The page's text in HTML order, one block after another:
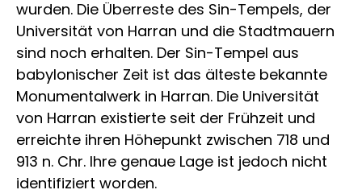
wurden. Die Überreste des Sin-Tempels, der
Universität von Harran und die Stadtmauern
sind noch erhalten. Der Sin-Tempel aus
babylonischer Zeit ist das älteste bekannte
Monumentalwerk in Harran. Die Universität
von Harran existierte seit der Frühzeit und
erreichte ihren Höhepunkt zwischen 718 und
913 n. Chr. Ihre genaue Lage ist jedoch nicht
identifiziert worden.